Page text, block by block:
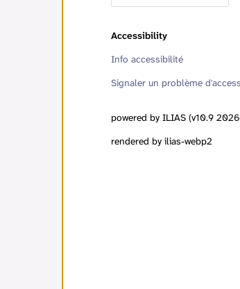
Accessibility
Info accessibilité
Signaler un problème
powered by ILIAS (v10.9
rendered by ilias-webp2